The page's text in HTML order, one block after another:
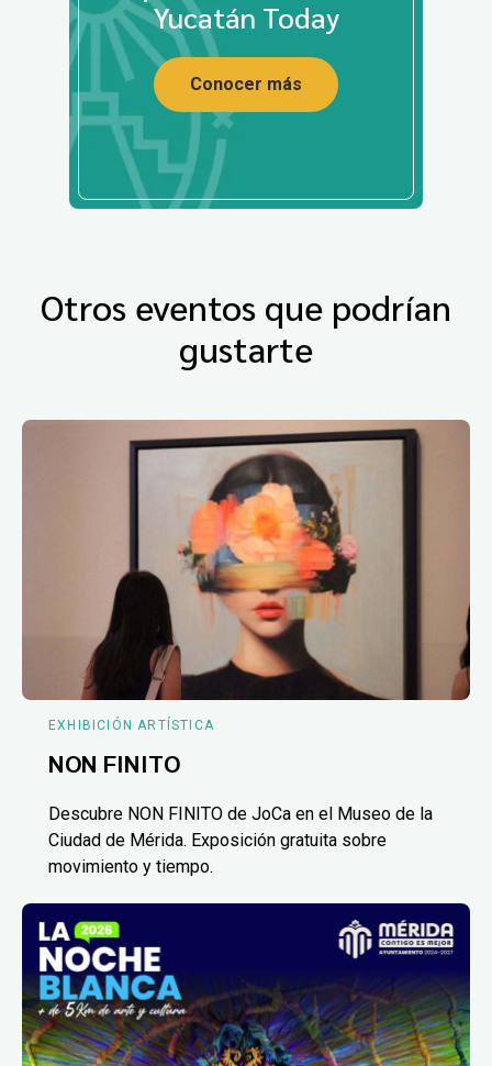
Yucatán Today
Conocer más
Otros eventos que podrían
gustarte
EXHIBICIÓN ARTÍSTICA
NON FINITO
Descubre NON FINITO de JoCa en el Museo de la
Ciudad de Mérida. Exposición gratuita sobre
movimiento y tiempo.